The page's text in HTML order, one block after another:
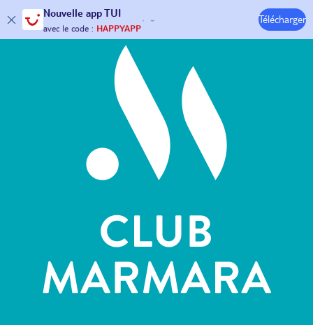
Nouvelle app TUI
30€ offerts*sur votrevoyage !
avec le code :HAPPYAPP
Télécharger
Hôtels & Clubs